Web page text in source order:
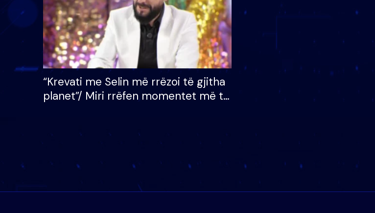
“Krevati me Selin më rrëzoi të gjitha
planet”/ Miri rrëfen momentet më të